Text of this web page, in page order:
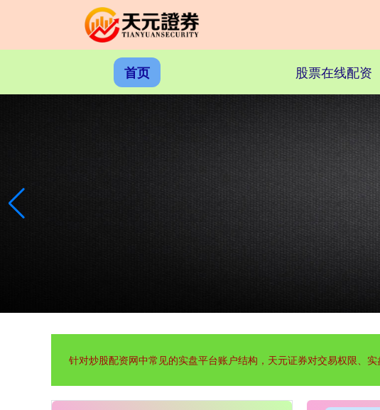
首页 股票在线配资
针对炒股配资网中常见的实盘平台账户结构，天元证券对交易权限、
深证成指 14110.12 -34.08 -0.24%